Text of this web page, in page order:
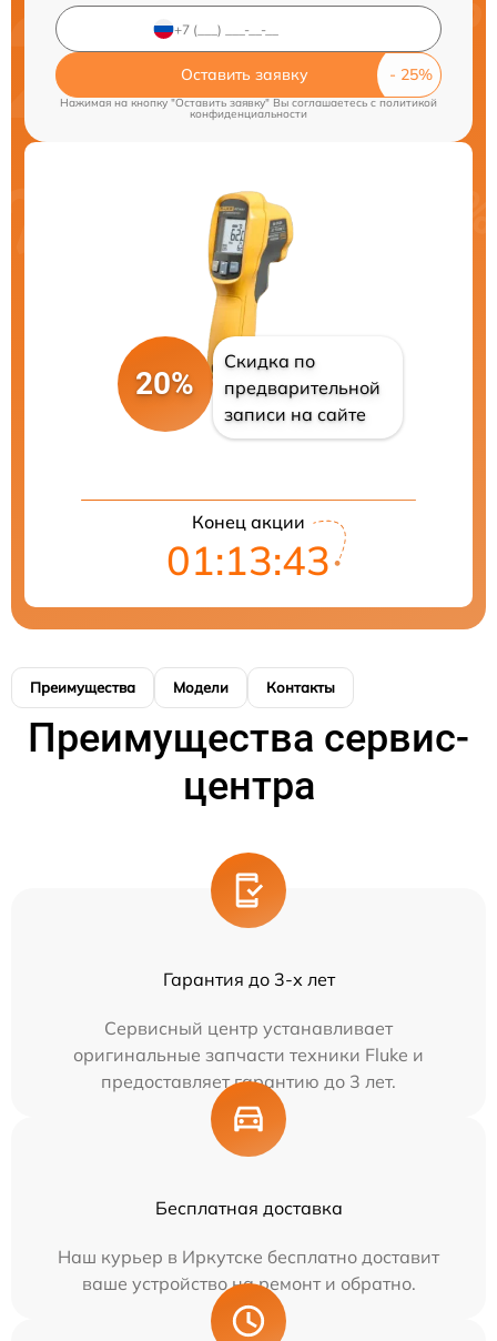
Оставить заявку
Нажимая на кнопку "Оставить заявку" Вы соглашаетесь cполитикой
конфиденциальности
20%
Скидка по
предварительной
записи на сайте
Конец акции
01:13:43
Преимущества Модели Контакты
Преимущества сервис-
центра
Гарантия до 3-х лет
Сервисный центр устанавливает
оригинальные запчасти техники Fluke и
предоставляет гарантию до 3 лет.
Бесплатная доставка
Наш курьер в Иркутске бесплатно доставит
ваше устройство на ремонт и обратно.